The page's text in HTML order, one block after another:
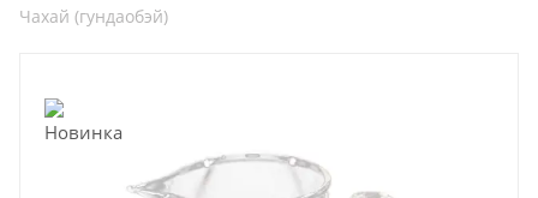
Чахай (гундаобэй)